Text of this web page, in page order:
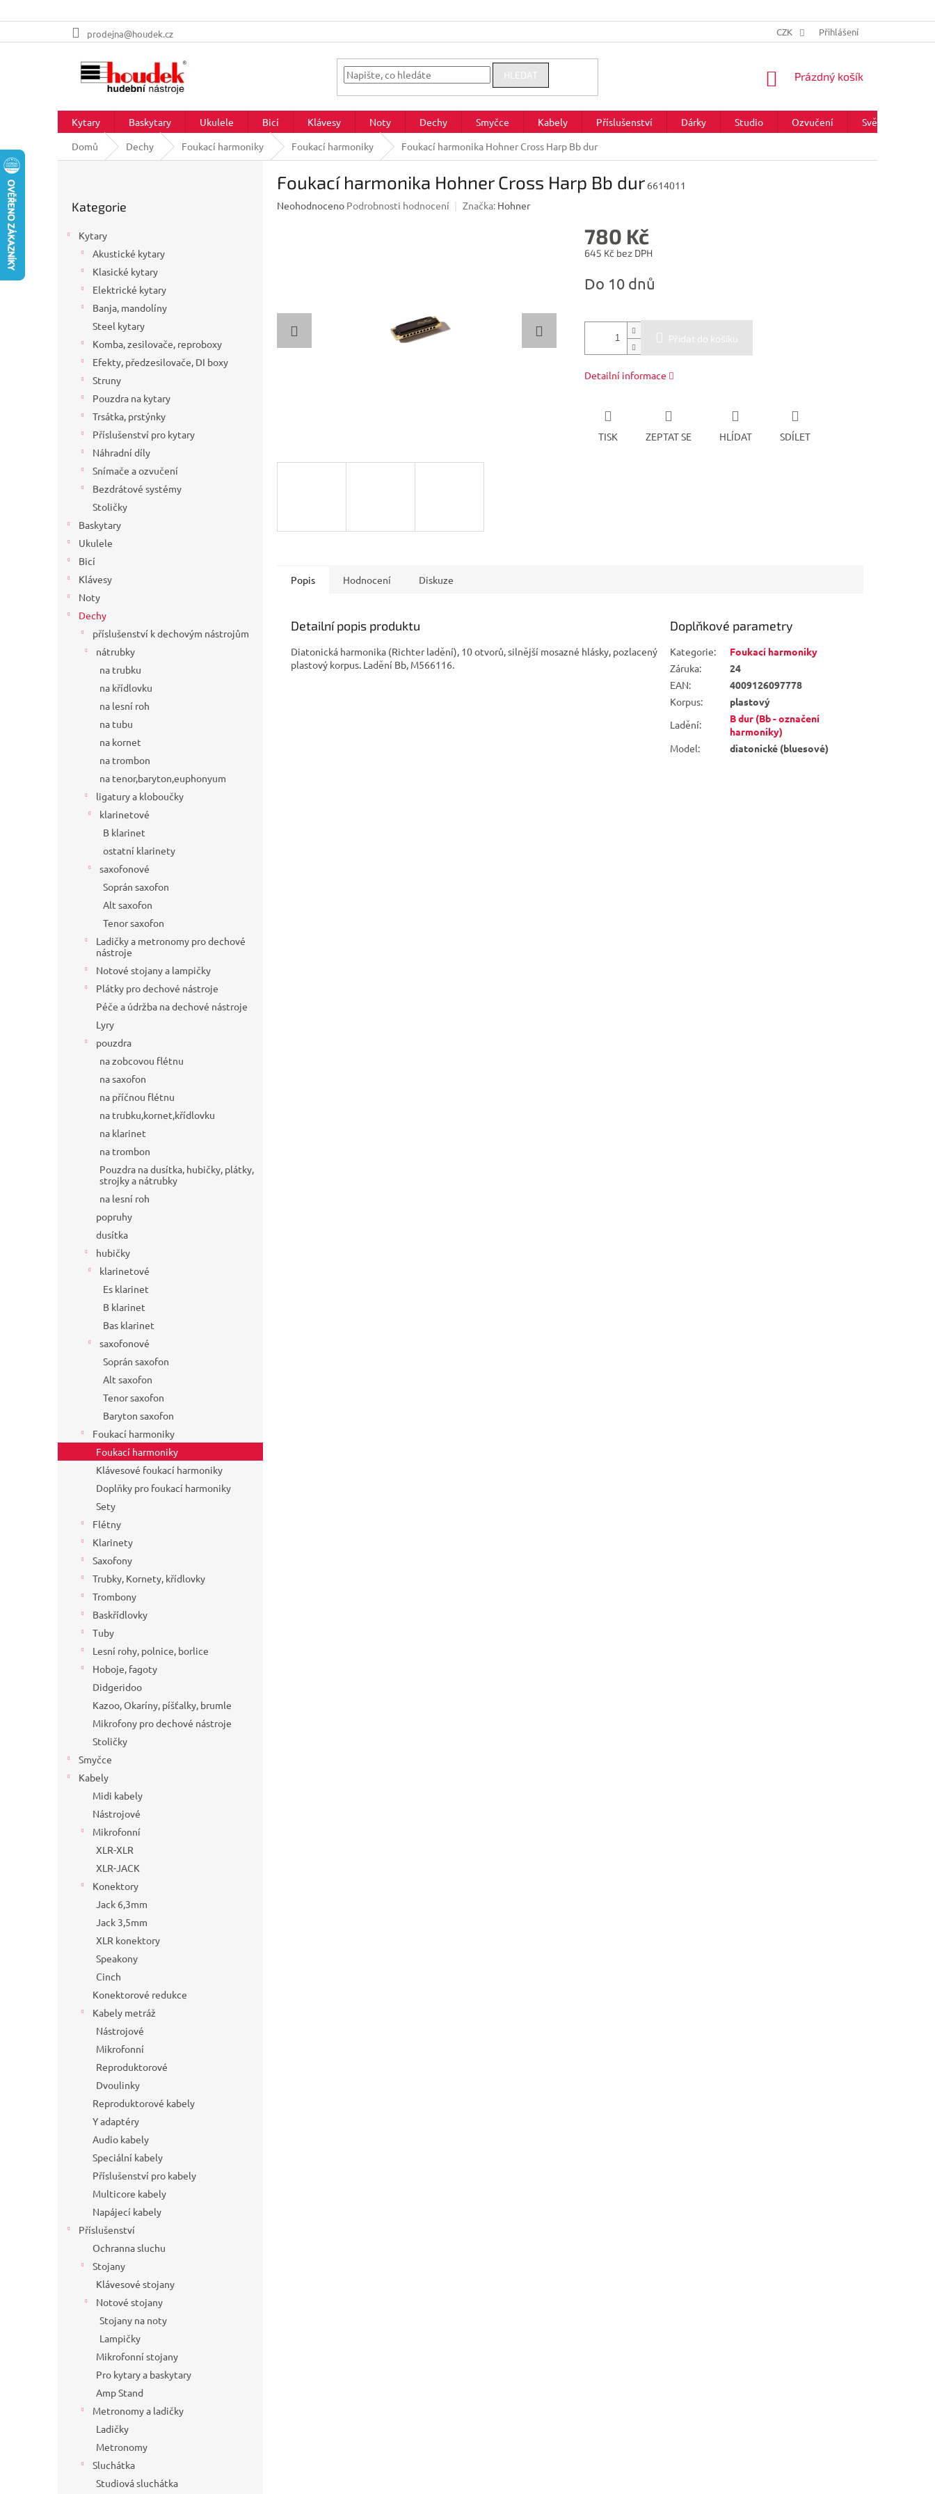
na
prodejna@houdek.cz CZK Přihlášení
HLEDAT
NÁKUPNÍ
Prázdný košík
Kytary Baskytary Ukulele Bicí Klávesy Noty Dechy Smyčce Kabely Příslušenství Dárky Studio Ozvučení Světla
Domů
Dechy Foukací harmoniky Foukací harmoniky Foukací harmonika Hohner Cross Harp Bb dur
kategorie
Kategorie
Kytary
Akustické kytary
Klasické kytary
Elektrické kytary
Banja, mandolíny
Steel kytary
Komba, zesilovače, reproboxy
Efekty, předzesilovače, DI boxy
Struny
Pouzdra na kytary
Trsátka, prstýnky
Příslušenství pro kytary
Náhradní díly
Snímače a ozvučení
Bezdrátové systémy
Stoličky
Baskytary
Ukulele
Bicí
Klávesy
Noty
Dechy
příslušenství k dechovým nástrojům
nátrubky
na trubku
na křídlovku
na lesní roh
na tubu
na kornet
na trombon
na tenor,baryton,euphonyum
ligatury a kloboučky
klarinetové
B klarinet
ostatní klarinety
saxofonové
Soprán saxofon
Alt saxofon
Tenor saxofon
Ladičky a metronomy pro dechové
nástroje
Notové stojany a lampičky
Plátky pro dechové nástroje
Péče a údržba na dechové nástroje
Lyry
pouzdra
na zobcovou flétnu
na saxofon
na příčnou flétnu
na trubku,kornet,křídlovku
na klarinet
na trombon
Pouzdra na dusítka, hubičky, plátky,
strojky a nátrubky
na lesní roh
popruhy
dusítka
hubičky
klarinetové
Es klarinet
B klarinet
Bas klarinet
saxofonové
Soprán saxofon
Alt saxofon
Tenor saxofon
Baryton saxofon
Foukací harmoniky
Foukací harmoniky
Klávesové foukací harmoniky
Doplňky pro foukací harmoniky
Sety
Flétny
Klarinety
Saxofony
Trubky, Kornety, křídlovky
Trombony
Baskřídlovky
Tuby
Lesní rohy, polnice, borlice
Hoboje, fagoty
Didgeridoo
Kazoo, Okaríny, píšťalky, brumle
Mikrofony pro dechové nástroje
Stoličky
Smyčce
Kabely
Midi kabely
Nástrojové
Mikrofonní
XLR-XLR
XLR-JACK
Konektory
Jack 6,3mm
Jack 3,5mm
XLR konektory
Speakony
Cinch
Konektorové redukce
Kabely metráž
Nástrojové
Mikrofonní
Reproduktorové
Dvoulinky
Reproduktorové kabely
Y adaptéry
Audio kabely
Speciální kabely
Příslušenství pro kabely
Multicore kabely
Napájecí kabely
Příslušenství
Ochranna sluchu
Stojany
Klávesové stojany
Notové stojany
Stojany na noty
Lampičky
Mikrofonní stojany
Pro kytary a baskytary
Amp Stand
Metronomy a ladičky
Ladičky
Metronomy
Sluchátka
Studiová sluchátka
Foukací harmonika Hohner Cross Harp Bb dur 6614011
Průměrné
Neohodnoceno Podrobnosti hodnocení Značka: Hohner
780 Kč
645 Kč bez DPH
cena:
Do 10 dnů
Přidat do košíku
Detailní informace
TISK ZEPTAT SE HLÍDAT SDÍLET
Popis Hodnocení Diskuze
Detailní popis produktu
Diatonická harmonika (Richter ladění), 10 otvorů, silnější mosazné hlásky, pozlacený
plastový korpus. Ladění Bb, M566116.
Doplňkové parametry
Kategorie:
Foukací harmoniky
Záruka:
24
EAN:
4009126097778
Korpus:
plastový
Ladění:
B dur (Bb - označení
harmoniky)
Model: diatonické (bluesové)